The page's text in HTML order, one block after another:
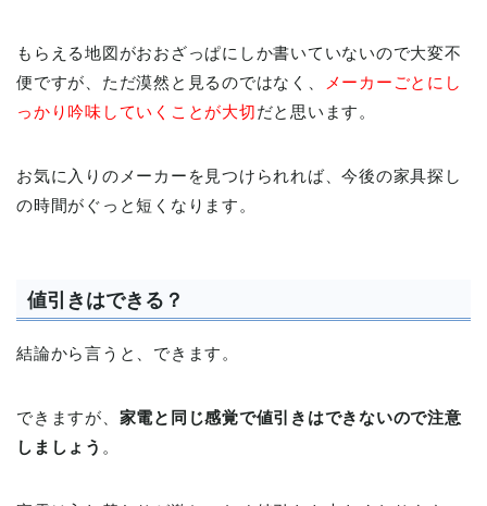
もらえる地図がおおざっぱにしか書いていないので大変不
便ですが、ただ漠然と見るのではなく、
メーカーごとにし
っかり吟味していくことが大切だと思います。
お気に入りのメーカーを見つけられれば、今後の家具探し
の時間がぐっと短くなります。
値引きはできる？
結論から言うと、できます。
できますが、 家電と同じ感覚で値引きはできないので注意
しましょう 。